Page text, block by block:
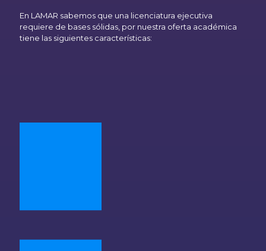
En LAMAR sabemos que una licenciatura ejecutiva
requiere de bases sólidas, por nuestra oferta académica
tiene las siguientes características: